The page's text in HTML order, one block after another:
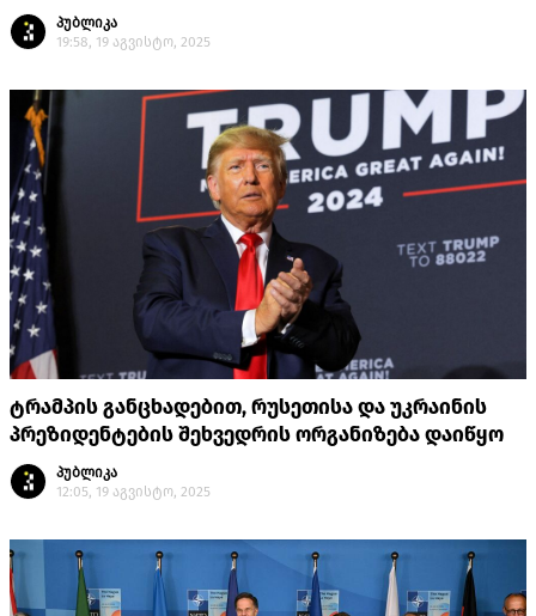
პუბლიკა
19:58, 19 აგვისტო, 2025
ტრამპის განცხადებით, რუსეთისა და უკრაინის
პრეზიდენტების შეხვედრის ორგანიზება დაიწყო
პუბლიკა
12:05, 19 აგვისტო, 2025